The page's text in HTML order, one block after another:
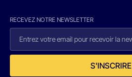
RECEVEZ NOTRE NEWSLETTER
S'INSCRIRE